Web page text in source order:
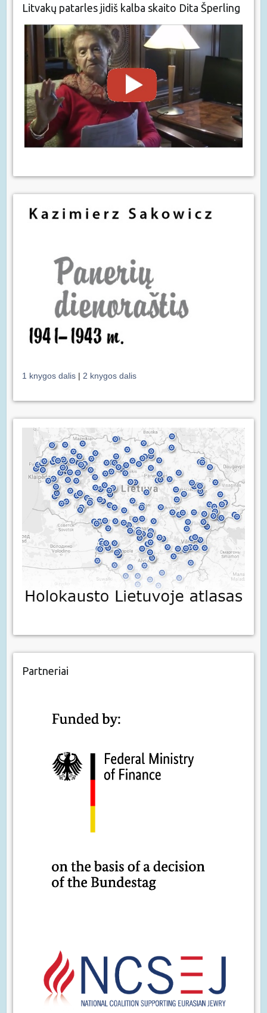
Litvakų patarles jidiš kalba skaito Dita Šperling
1 knygos dalis | 2 knygos dalis
Partneriai